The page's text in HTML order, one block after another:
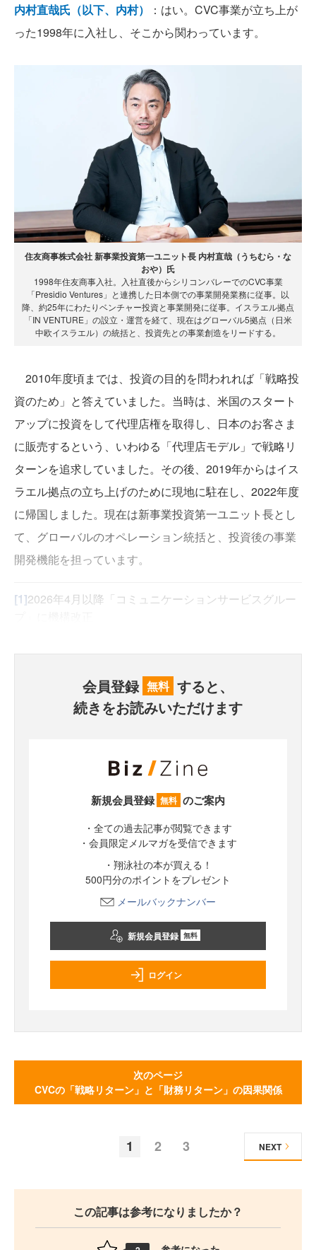
内村直哉氏（以下、内村）
：はい。CVC事業が立ち上が
った1998年に入社し、そこから関わっています。
住友商事株式会社 新事業投資第一ユニット長 内村直哉（うちむら・な
おや）氏
1998年住友商事入社。入社直後からシリコンバレーでのCVC事業
「Presidio Ventures」と連携した日本側での事業開発業務に従事。以
降、約25年にわたりベンチャー投資と事業開発に従事。イスラエル拠点
「IN VENTURE」の設立・運営を経て、現在はグローバル5拠点（日米
中欧イスラエル）の統括と、投資先との事業創造をリードする。
2010年度頃までは、投資の目的を問われれば「戦略投
資のため」と答えていました。当時は、米国のスタート
アップに投資をして代理店権を取得し、日本のお客さま
に販売するという、いわゆる「代理店モデル」で戦略リ
ターンを追求していました。その後、2019年からはイス
ラエル拠点の立ち上げのために現地に駐在し、2022年度
に帰国しました。現在は新事業投資第一ユニット長とし
て、グローバルのオペレーション統括と、投資後の事業
開発機能を担っています。
[1]2026年4月以降「コミュニケーションサービスグルー
会員登録 無料 すると、
続きをお読みいただけます
新規会員登録 無料 のご案内
・全ての過去記事が閲覧できます
・会員限定メルマガを受信できます
・翔泳社の本が買える！
500円分のポイントをプレゼント
メールバックナンバー
新規会員登録 無料
ログイン
次のページ
CVCの「戦略リターン」と「財務リターン」の因果関係
1 2 3 NEXT
この記事は参考になりましたか？